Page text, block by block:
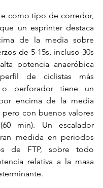
como tipo de corredor,
un esprínter destaca
de la media sobre
de 5-15s, incluso 30s
potencia anaeróbica
de ciclistas más
o perforador tiene un
encima de la media
pero con buenos valores
min). Un escalador
medida en periodos
de FTP, sobre todo
relativa a la masa